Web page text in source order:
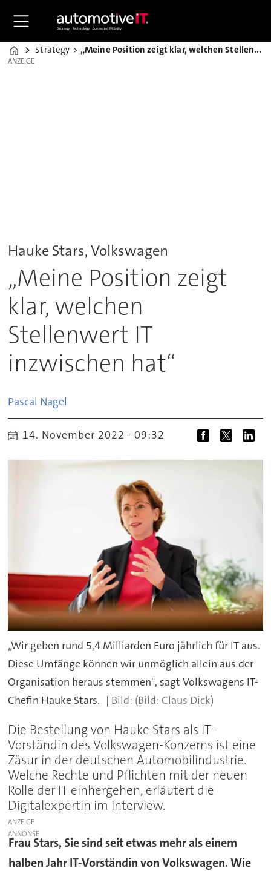
Home
Strategy „Meine Position zeigt klar, welchen Stellenwert IT inzwischen hat“
ANZEIGE
ANZEIGE
Hauke Stars, Volkswagen
„Meine Position zeigt
klar, welchen
Stellenwert IT
inzwischen hat“
Pascal Nagel
14. November 2022 - 09:32
„Wir geben rund 5,4 Milliarden Euro jährlich für IT aus.
Diese Umfänge können wir unmöglich allein aus der
Organisation heraus stemmen", sagt Volkswagens IT-
Chefin Hauke Stars.
(Bild: Claus Dick)
Die Bestellung von Hauke Stars als IT-
Vorständin des Volkswagen-Konzerns ist eine
Zäsur in der deutschen Automobilindustrie.
Welche Rechte und Pflichten mit der neuen
Rolle der IT einhergehen, erläutert die
Digitalexpertin im Interview.
ANZEIGE
Frau Stars, Sie sind seit etwas mehr als einem
halben Jahr IT-Vorständin von Volkswagen. Wie